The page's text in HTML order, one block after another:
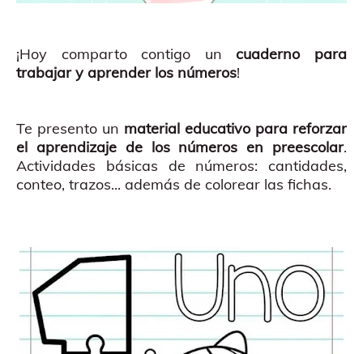
¡Hoy comparto contigo uncuaderno para
trabajar y aprender los números!
Te presento un material educativo para reforzar
el aprendizaje de los números en preescolar.
Actividades básicas de números: cantidades,
conteo, trazos... además de colorear las fichas.